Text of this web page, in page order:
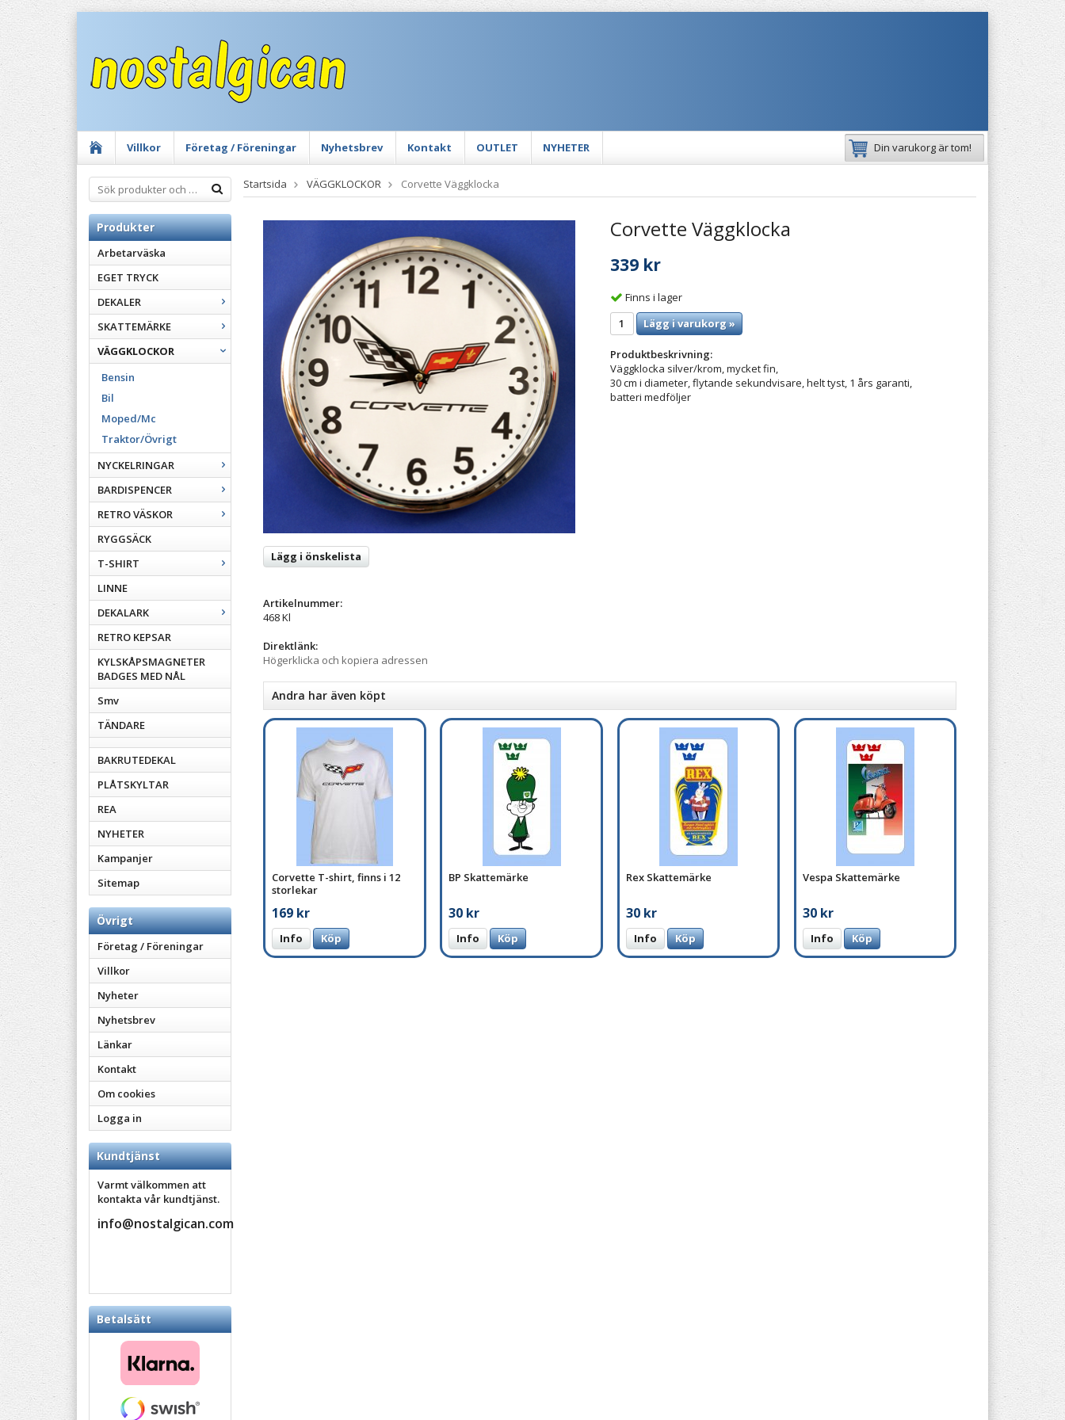
Villkor Företag / Föreningar Nyhetsbrev Kontakt OUTLET NYHETER Din varukorg är tom!
Produkter
Arbetarväska
EGET TRYCK
DEKALER
SKATTEMÄRKE
VÄGGKLOCKOR
Bensin
Bil
Moped/Mc
Traktor/Övrigt
NYCKELRINGAR
BARDISPENCER
RETRO VÄSKOR
RYGGSÄCK
T-SHIRT
LINNE
DEKALARK
RETRO KEPSAR
KYLSKÅPSMAGNETER
BADGES MED NÅL
Smv
TÄNDARE
BAKRUTEDEKAL
PLÅTSKYLTAR
REA
NYHETER
Kampanjer
Sitemap
Övrigt
Företag / Föreningar
Villkor
Nyheter
Nyhetsbrev
Länkar
Kontakt
Om cookies
Logga in
Kundtjänst
Varmt välkommen att
kontakta vår kundtjänst.
info@nostalgican.com
Betalsätt
Startsida VÄGGKLOCKOR Corvette Väggklocka
Corvette Väggklocka
339 kr
Finns i lager
Lägg i varukorg »
Produktbeskrivning:
Väggklocka silver/krom, mycket fin,
30 cm i diameter, flytande sekundvisare, helt tyst, 1 års garanti,
batteri medföljer
Lägg i önskelista
Artikelnummer:
468 Kl
Direktlänk:
Högerklicka och kopiera adressen
Andra har även köpt
Corvette T-shirt, finns i 12
storlekar
169 kr
Info Köp
BP Skattemärke
30 kr
Info Köp
Rex Skattemärke
30 kr
Info Köp
Vespa Skattemärke
30 kr
Info Köp